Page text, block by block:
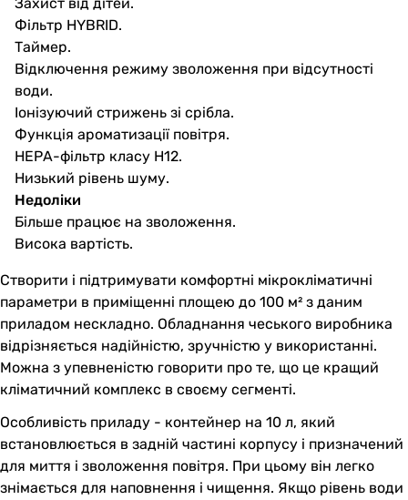
Фільтр HYBRID.
Таймер.
Відключення режиму зволоження при відсутності
води.
Іонізуючий стрижень зі срібла.
Функція ароматизації повітря.
НЕРА-фільтр класу Н12.
Низький рівень шуму.
Недоліки
Більше працює на зволоження.
Висока вартість.
Створити і підтримувати комфортні мікрокліматичні
параметри в приміщенні площею до 100 м² з даним
приладом нескладно. Обладнання чеського виробника
відрізняється надійністю, зручністю у використанні.
Можна з упевненістю говорити про те, що це кращий
кліматичний комплекс в своєму сегменті.
Особливість приладу - контейнер на 10 л, який
встановлюється в задній частині корпусу і призначений
для миття і зволоження повітря. При цьому він легко
знімається для наповнення і чищення. Якщо рівень води